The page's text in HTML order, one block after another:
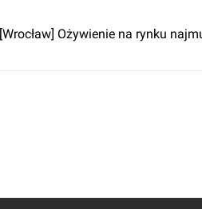
[Wrocław] Ożywienie na rynku